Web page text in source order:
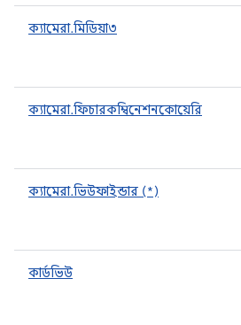
ক্যামেরা.মিডিয়া৩
ক্যামেরা.ফিচারকম্বিনেশনকোয়েরি
ক্যামেরা.ভিউফাইন্ডার (*)
কার্ডভিউ